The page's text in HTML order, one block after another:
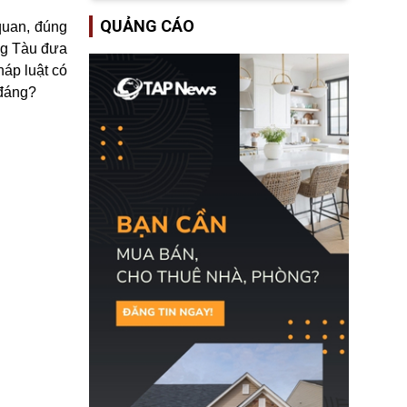
đúng
Tàu đưa
luật có
nguyên liệu liên quan
đến ổ dịch Salmonella
khiến ít nhất 110 người
mắc bệnh tại bang
Minnesota.
QUẢNG CÁO